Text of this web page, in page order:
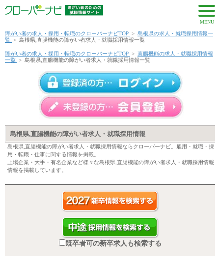
MENU
障がい者の求人・採用・転職のクローバーナビTOP > 島根県の求人・就職採用情報一
覧 > 島根県,直腸機能の障がい者求人・就職採用情報一覧
障がい者の求人・採用・転職のクローバーナビTOP > 直腸機能の求人・就職採用情報
一覧 > 島根県,直腸機能の障がい者求人・就職採用情報一覧
島根県,直腸機能の障がい者求人・就職採用情報
島根県,直腸機能の障がい者求人・就職採用情報ならクローバーナビ。雇用・就職・採
用・転職・仕事に関する情報を掲載。
上場企業・大手・有名企業など様々な島根県,直腸機能の障がい者求人・就職採用情報
情報を掲載しています。
既卒者可の新卒求人も検索する